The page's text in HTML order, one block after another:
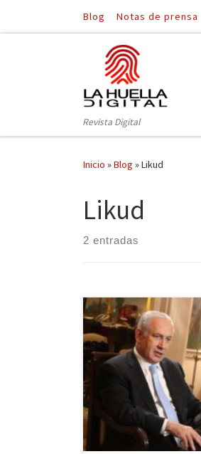
Saltar al contenido
Blog Notas de prensa
Revista Digital
Inicio »Blog »Likud
Likud
2 entradas
Tras la victoria de
elecciones de Israel, las
han hecho esperar. Los
primer ministro que
y que adopte soluciones
bloque árabe ha
precedentes, […]